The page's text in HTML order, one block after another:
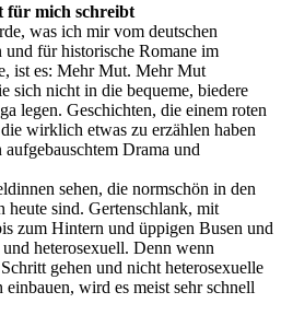
für mich schreibt
was ich mir vom deutschen
für historische Romane im
ist es: Mehr Mut. Mehr Mut
sich nicht in die bequeme, biedere
legen. Geschichten, die einem roten
wirklich etwas zu erzählen haben
Drama und
sehen, die normschön in den
sind. Gertenschlank, mit
zum Hintern und üppigen Busen und
heterosexuell. Denn wenn
gehen und nicht heterosexuelle
wird es meist sehr schnell